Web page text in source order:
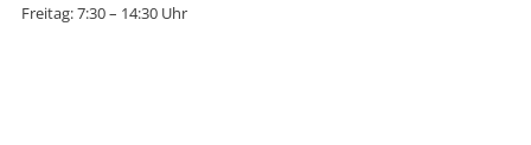
Freitag: 7:30 – 14:30 Uhr